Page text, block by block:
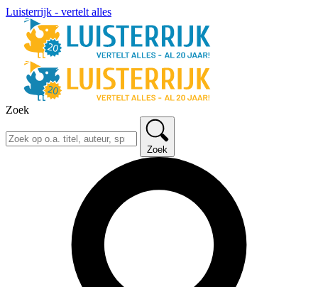
Luisterrijk - vertelt alles
Zoek
Zoek